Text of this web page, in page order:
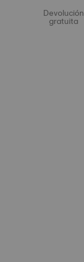
Devolución
gratuita